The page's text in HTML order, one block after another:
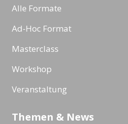
Alle Formate
Ad-Hoc Format
Masterclass
Workshop
Veranstaltung
Themen & News